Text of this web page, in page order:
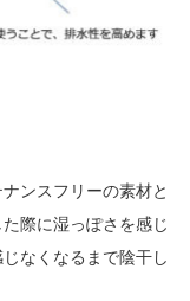
ンスフリーの素材と
際に湿っぽさを感じ
なくなるまで陰干し